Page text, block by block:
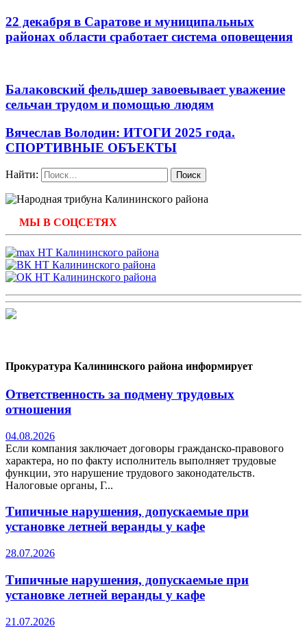
22 декабря в Саратове и муниципальных
районах области сработает система оповещения
Балаковский фельдшер завоевывает уважение
сельчан трудом и помощью людям
Вячеслав Володин: ИТОГИ 2025 года.
СПОРТИВНЫЕ ОБЪЕКТЫ
Найти:
МЫ В СОЦСЕТЯХ
Прокуратура Калининского района информирует
Ответственность за подмену трудовых
отношения
04.08.2026
Если компания заключает договоры гражданско-правового
характера, но по факту исполнитель выполняет трудовые
функции, это нарушение трудового законодательств.
Налоговые органы, Г...
Типичные нарушения, допускаемые при
установке летней веранды у кафе
28.07.2026
Типичные нарушения, допускаемые при
установке летней веранды у кафе
21.07.2026